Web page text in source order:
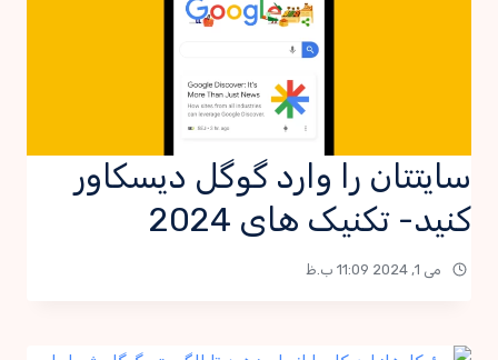
سایتتان را وارد گوگل دیسکاور
کنید- تکنیک های 2024
می 1, 2024 11:09 ب.ظ